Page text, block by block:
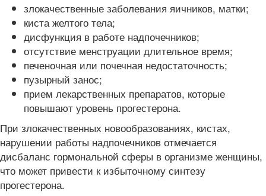
злокачественные заболевания яичников, матки;
киста желтого тела;
дисфункция в работе надпочечников;
отсутствие менструации длительное время;
печеночная или почечная недостаточность;
пузырный занос;
прием лекарственных препаратов, которые
повышают уровень прогестерона.
При злокачественных новообразованиях, кистах,
нарушении работы надпочечников отмечается
дисбаланс гормональной сферы в организме женщины,
что может привести к избыточному синтезу
прогестерона.